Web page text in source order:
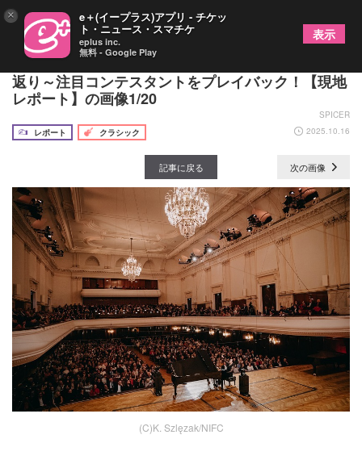
ショパン国際ピアノコンクール、第二次予選を振り
返り～注目コンテスタントをプレイバック！【現地
レポート】の画像1/20
SPICER
レポート
クラシック 2025.10.16
記事に戻る 次の画像
(C)K. Szlęzak/NIFC
× e＋(イープラス)アプリ - チケッ
ト・ニュース・スマチケ
eplus inc.
無料 - Google Play
表示